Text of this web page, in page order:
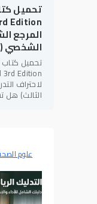
المرجع
الشخصي
لاحتراف
الثالث) هل
علوم